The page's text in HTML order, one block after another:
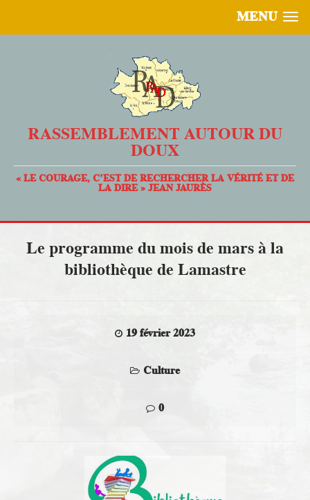
MENU
RASSEMBLEMENT AUTOUR DU
DOUX
« LE COURAGE, C’EST DE RECHERCHER LA VÉRITÉ ET DE
LA DIRE » JEAN JAURÈS
Le programme du mois de mars à la
bibliothèque de Lamastre
19 février 2023
Culture
0